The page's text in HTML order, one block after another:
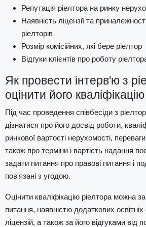
Репутація ріелтора на ринку
Наявність ліцензії та
ріелторів
Розмір комісійних, які бере ріелтор
Відгуки клієнтів про роботу
Як провести інтерв'ю з
оцінити його кваліфікацію
Під час проведення співбесіди з
дізнатися про його досвід роботи,
ринкової вартості нерухомості,
також про терміни і вартість надання
задати питання про правові питання і
пов'язані з угодою.
Оцінити кваліфікацію ріелтора можна
питання, наявністю додаткових освітніх
ліцензій, а також за його відгуками від